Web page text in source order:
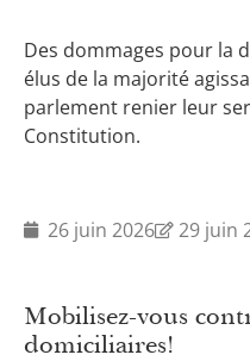
Des dommages pour la
élus de la majorité
parlement renier leur
Constitution.
26 juin 2026 29 juin
Mobilisez-vous
domiciliaires!